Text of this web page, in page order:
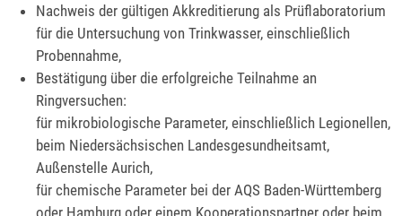
Nachweis der gültigen Akkreditierung als Prüflaboratorium
für die Untersuchung von Trinkwasser, einschließlich
Probennahme,
Bestätigung über die erfolgreiche Teilnahme an
Ringversuchen:
für mikrobiologische Parameter, einschließlich Legionellen,
beim Niedersächsischen Landesgesundheitsamt,
Außenstelle Aurich,
für chemische Parameter bei der AQS Baden-Württemberg